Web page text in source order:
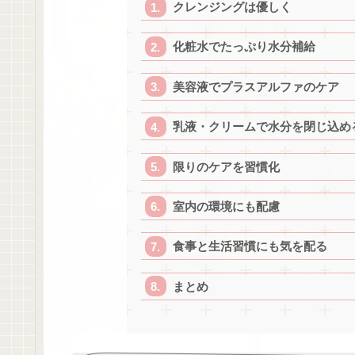
クレンジングは優しく
化粧水でたっぷり水分補給
美容液でプラスアルファのケア
乳液・クリームで水分を閉じ込め
限りのケアを習慣化
室内の環境にも配慮
食事と生活習慣にも気を配る
まとめ